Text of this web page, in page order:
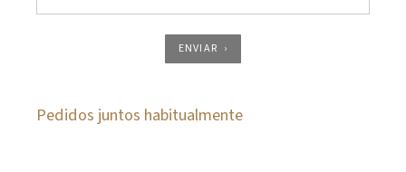
ENVIAR
Pedidos juntos habitualmente